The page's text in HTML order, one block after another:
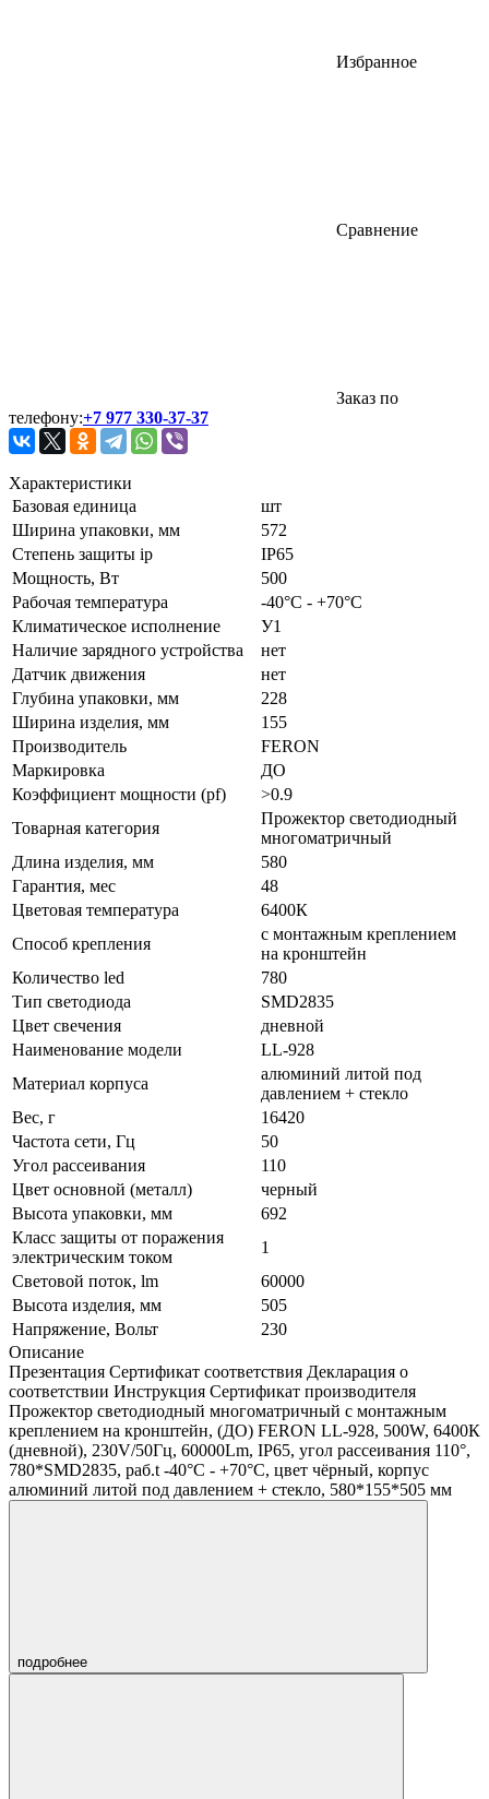
Избранное
Сравнение
Заказ по
телефону:+7 977 330-37-37
Характеристики
Базовая единица
шт
Ширина упаковки, мм
572
Степень защиты ip
IP65
Мощность, Вт
500
Рабочая температура
-40°C - +70°C
Климатическое исполнение
У1
Наличие зарядного устройства
нет
Датчик движения
нет
Глубина упаковки, мм
228
Ширина изделия, мм
155
Производитель
FERON
Маркировка
ДО
Коэффициент мощности (pf)
>0.9
Товарная категория
Прожектор светодиодный
многоматричный
Длина изделия, мм
580
Гарантия, мес
48
Цветовая температура
6400К
Способ крепления
с монтажным креплением
на кронштейн
Количество led
780
Тип светодиода
SMD2835
Цвет свечения
дневной
Наименование модели
LL-928
Материал корпуса
алюминий литой под
давлением + стекло
Вес, г
16420
Частота сети, Гц
50
Угол рассеивания
110
Цвет основной (металл)
черный
Высота упаковки, мм
692
Класс защиты от поражения
электрическим током
1
Световой поток, lm
60000
Высота изделия, мм
505
Напряжение, Вольт
230
Описание
Презентация Сертификат соответствия Декларация о
соответствии Инструкция Сертификат производителя
Прожектор светодиодный многоматричный с монтажным
креплением на кронштейн, (ДО) FERON LL-928, 500W, 6400К
(дневной), 230V/50Гц, 60000Lm, IP65, угол рассеивания 110°,
780*SMD2835, раб.t -40°C - +70°C, цвет чёрный, корпус
алюминий литой под давлением + стекло, 580*155*505 мм
подробнее